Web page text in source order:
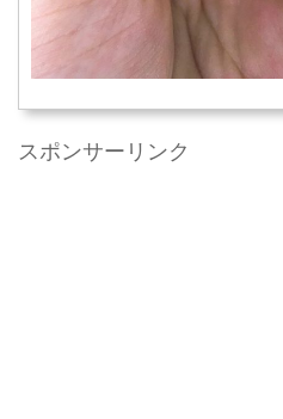
スポンサーリンク